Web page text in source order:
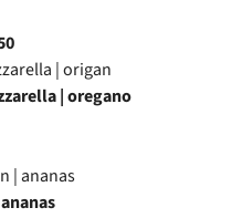
| origan
| oregano
| ananas